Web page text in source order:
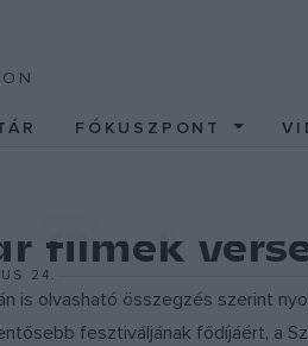
FÓKUSZPONT
filmek
24.
is olvasható összegzés szerint
fesztiváljának fődíjáért, a